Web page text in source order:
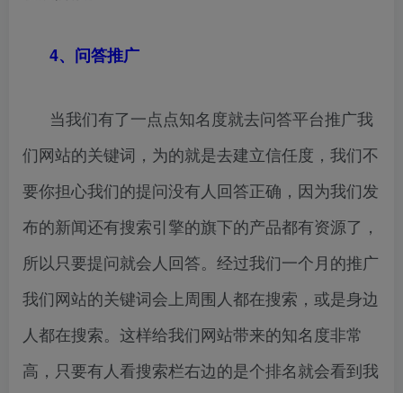
4、问答推广
当我们有了一点点知名度就去问答平台推广我
们网站的关键词，为的就是去建立信任度，我们不
要你担心我们的提问没有人回答正确，因为我们发
布的新闻还有搜索引擎的旗下的产品都有资源了，
所以只要提问就会人回答。经过我们一个月的推广
我们网站的关键词会上周围人都在搜索，或是身边
人都在搜索。这样给我们网站带来的知名度非常
高，只要有人看搜索栏右边的是个排名就会看到我